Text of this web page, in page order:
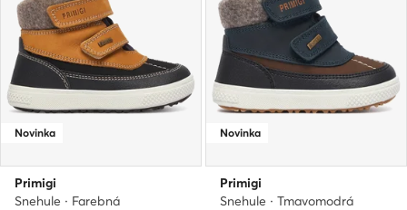
Novinka
Primigi
Snehule · Farebná
Novinka
Primigi
Snehule · Tmavomodrá